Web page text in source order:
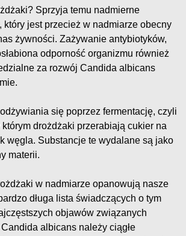
Sprzyja temu nadmierne
który jest przecież w nadmiarze obecny
żywności. Zażywanie antybiotyków,
odporność organizmu również
za rozwój Candida albicans
się poprzez fermentację, czyli
drożdżaki przerabiają cukier na
węgla. Substancje te wydalane są jako
materii.
w nadmiarze opanowują nasze
długa lista świadczących o tym
objawów związanych
albicans należy ciągłe